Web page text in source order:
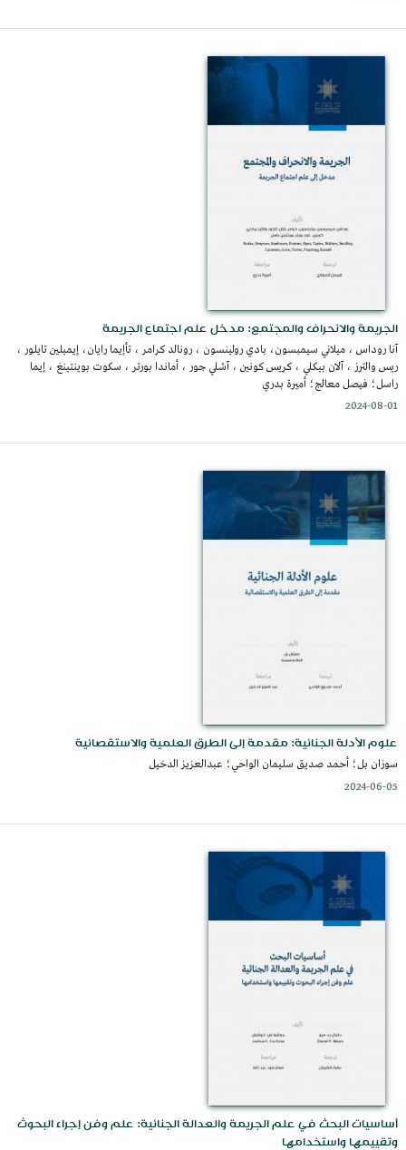
الجريمة والانحراف والمجتمع: مدخل علم اجتماع الجريمة
آنا روداس ، ميلاني سيمبسون، بادي رولينسون ، رونالد كرامر ، تأإيما رايان، إيميلين تايلور ،
ريس والترز ، آلان بيكلي ، كريس كونين ، آشلي جور ، أماندا بورتر ، سكوت بوينتينغ ، إيما
راسل؛ فيصل معالج؛ أميرة بدري
2024-08-01
علوم الأدلة الجنائية: مقدمة إلى الطرق العلمية والاستقصائية
سوزان بل؛ أحمد صديق سليمان الواحي؛ عبدالعزيز الدخيل
2024-06-05
أساسيات البحث في علم الجريمة والعدالة الجنائية: علم وفن إجراء البحوث
وتقييمها واستخدامها